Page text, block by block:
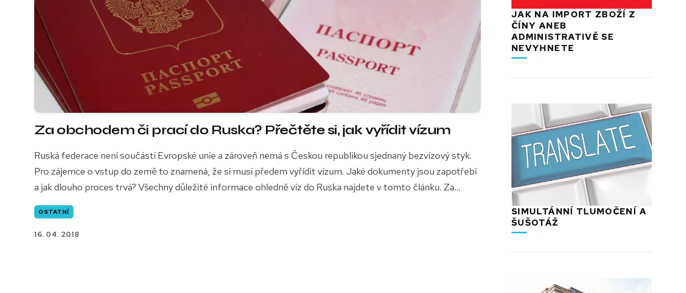
Za obchodem či prací do Ruska? Přečtěte si, jak vyřídit vízum
Ruská federace není součástí Evropské unie a zároveň nemá s Českou republikou sjednaný bezvízový styk.
Pro zájemce o vstup do země to znamená, že si musí předem vyřídit vízum. Jaké dokumenty jsou zapotřebí
a jak dlouho proces trvá? Všechny důležité informace ohledně víz do Ruska najdete v tomto článku. Za...
OSTATNÍ
16. 04. 2018
JAK NA IMPORT ZBOŽÍ Z
ČÍNY ANEB
ADMINISTRATIVĚ SE
NEVYHNETE
SIMULTÁNNÍ TLUMOČENÍ A
ŠUŠOTÁŽ